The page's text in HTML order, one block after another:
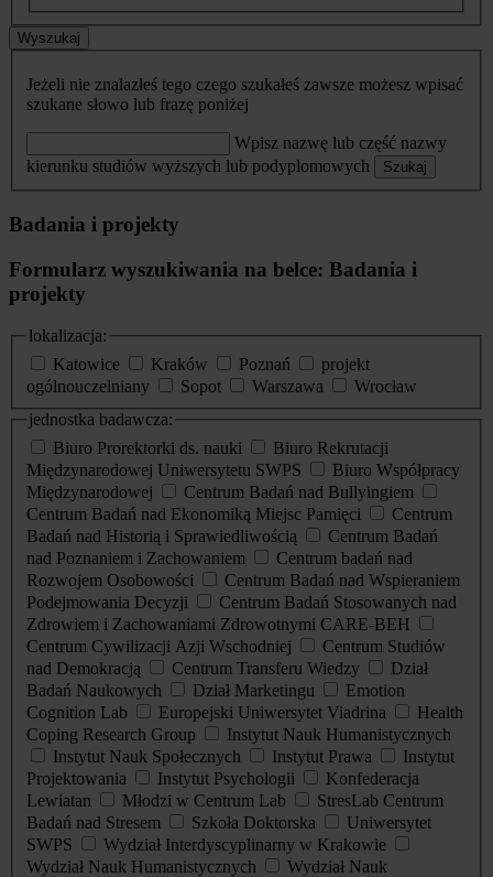
Wyszukaj
Jeżeli nie znalazłeś tego czego szukałeś zawsze możesz wpisać
szukane słowo lub frazę poniżej
Wpisz nazwę lub część nazwy
kierunku studiów wyższych lub podyplomowych
Szukaj
Badania i projekty
Formularz wyszukiwania na belce: Badania i
projekty
lokalizacja:
Katowice
Kraków Poznań
projekt
ogólnouczelniany
Sopot Warszawa
Wrocław
jednostka badawcza:
Biuro Prorektorki ds. nauki
Biuro Rekrutacji
Międzynarodowej Uniwersytetu SWPS
Biuro Współpracy
Międzynarodowej
Centrum Badań nad Bullyingiem
Centrum Badań nad Ekonomiką Miejsc Pamięci
Centrum
Badań nad Historią i Sprawiedliwością
Centrum Badań
nad Poznaniem i Zachowaniem
Centrum badań nad
Rozwojem Osobowości
Centrum Badań nad Wspieraniem
Podejmowania Decyzji
Centrum Badań Stosowanych nad
Zdrowiem i Zachowaniami Zdrowotnymi CARE-BEH
Centrum Cywilizacji Azji Wschodniej
Centrum Studiów
nad Demokracją
Centrum Transferu Wiedzy
Dział
Badań Naukowych
Dział Marketingu
Emotion
Cognition Lab
Europejski Uniwersytet Viadrina
Health
Coping Research Group
Instytut Nauk Humanistycznych
Instytut Nauk Społecznych
Instytut Prawa
Instytut
Projektowania
Instytut Psychologii
Konfederacja
Lewiatan
Młodzi w Centrum Lab
StresLab Centrum
Badań nad Stresem
Szkoła Doktorska
Uniwersytet
SWPS
Wydział Interdyscyplinarny w Krakowie
Wydział Nauk Humanistycznych
Wydział Nauk